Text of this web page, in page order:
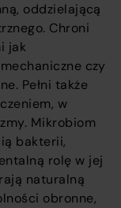
oddzielającą
Chroni
jak
czy
Pełni także
w
Mikrobiom
bakterii,
rolę w jej
naturalną
obronne,